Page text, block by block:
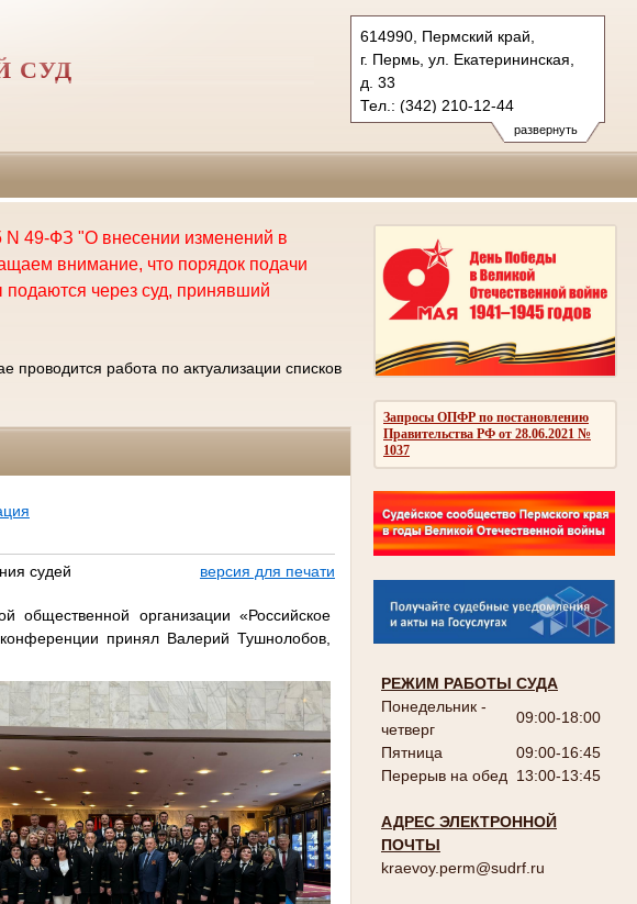
развернуть
614990, Пермский край,
г. Пермь, ул. Екатерининская,
д. 33
Тел.: (342) 210-12-44
kraevoy.perm@sudrf.ru
СУД
Запросы ОПФР по постановлению
Правительства РФ от 28.06.2021 №
1037
РЕЖИМ РАБОТЫ СУДА
Понедельник -
четверг
09:00-18:00
Пятница
09:00-16:45
Перерыв на обед 13:00-13:45
АДРЕС ЭЛЕКТРОННОЙ
ПОЧТЫ
kraevoy.perm@sudrf.ru
N 49-ФЗ "О внесении изменений в
внимание, что порядок подачи
через суд, принявший
работа по актуализации списков
судей
версия для печати
общественной организации «Российское
принял Валерий Тушнолобов,